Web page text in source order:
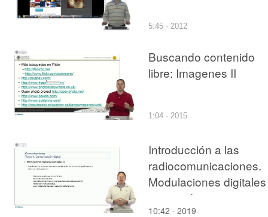
5:45 · 2012
Buscando contenido
libre: Imagenes II
1:04 · 2015
Introducción a las
radiocomunicaciones.
Modulaciones digitales
avanzadas
10:42 · 2019